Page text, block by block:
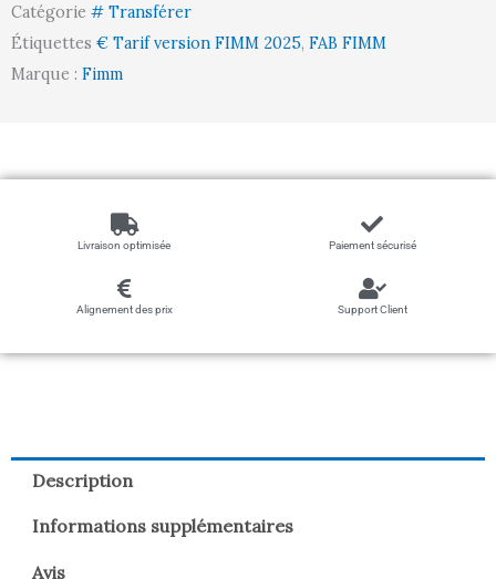
Catégorie # Transférer
Étiquettes € Tarif version FIMM 2025, FAB FIMM
Marque : Fimm
Livraison optimisée Paiement sécurisé
Alignement des prix Support Client
Description
Informations supplémentaires
Avis